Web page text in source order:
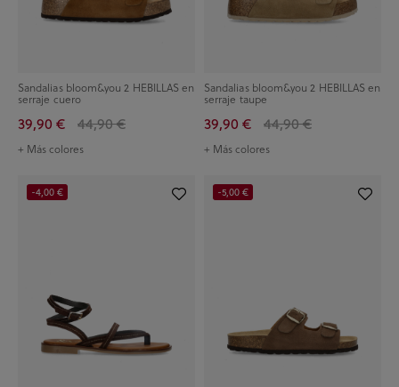
Sandalias bloom&you 2 HEBILLAS en
serraje cuero
39,90 € 44,90 €
+ Más colores
Sandalias bloom&you 2 HEBILLAS en
serraje taupe
39,90 € 44,90 €
+ Más colores
-4,00 € -5,00 €